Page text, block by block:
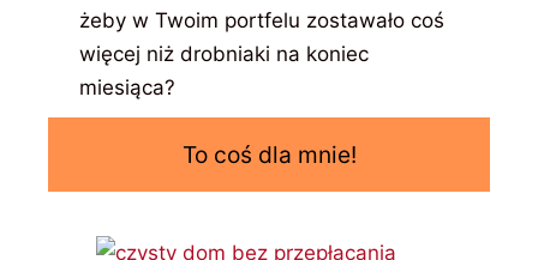
żeby w Twoim portfelu zostawało coś
więcej niż drobniaki na koniec
miesiąca?
To coś dla mnie!